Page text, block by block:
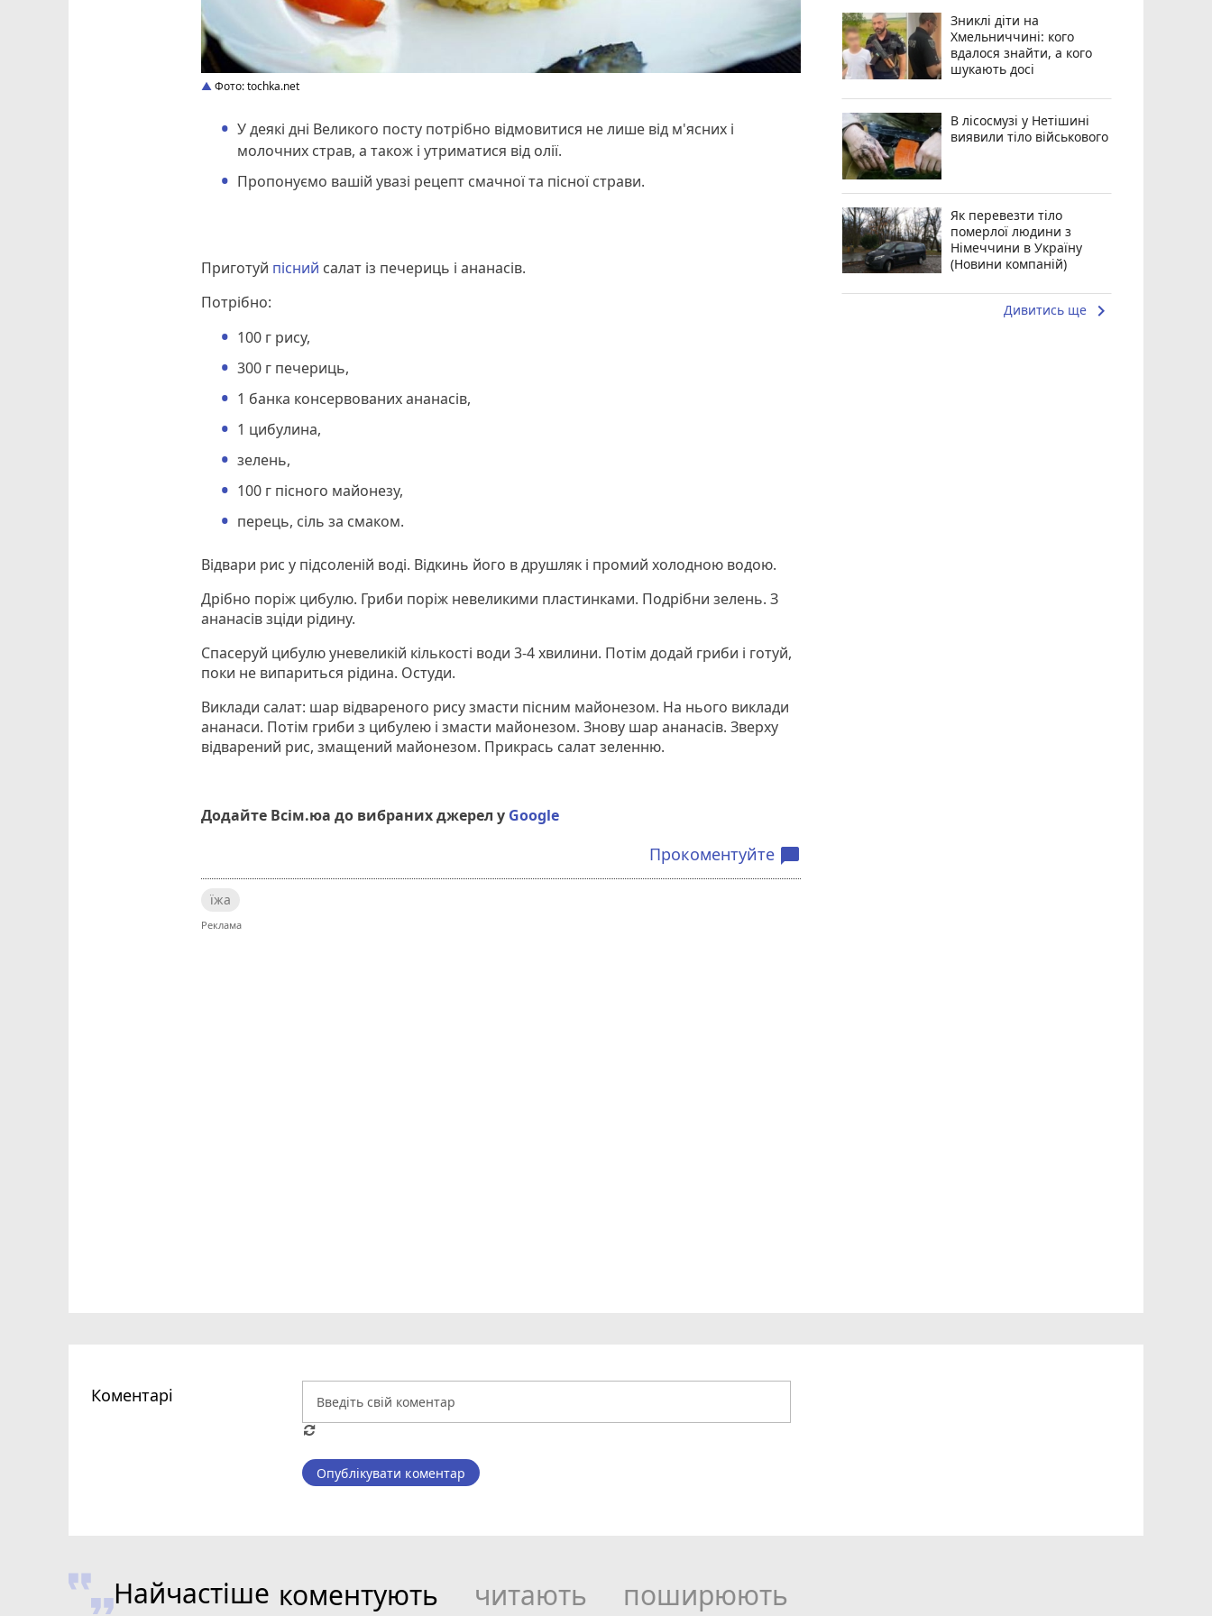
Фото: tochka.net
У деякі дні Великого посту потрібно відмовитися не лише від м'ясних і
молочних страв, а також і утриматися від олії.
Пропонуємо вашій увазі рецепт смачної та пісної страви.
Приготуй пісний салат із печериць і ананасів.
Потрібно:
100 г рису,
300 г печериць,
1 банка консервованих ананасів,
1 цибулина,
зелень,
100 г пісного майонезу,
перець, сіль за смаком.
Відвари рис у підсоленій воді. Відкинь його в друшляк і промий холодною водою.
Дрібно поріж цибулю. Гриби поріж невеликими пластинками. Подрібни зелень. З
ананасів зціди рідину.
Спасеруй цибулю уневеликій кількості води 3-4 хвилини. Потім додай гриби і готуй,
поки не випариться рідина. Остуди.
Виклади салат: шар відвареного рису змасти пісним майонезом. На нього виклади
ананаси. Потім гриби з цибулею і змасти майонезом. Знову шар ананасів. Зверху
відварений рис, змащений майонезом. Прикрась салат зеленню.
Додайте Всім.юа до вибраних джерел у Google
Прокоментуйте chat_bubble
їжа
Зниклі діти на
Хмельниччині: кого
вдалося знайти, а кого
шукають досі
В лісосмузі у Нетішині
виявили тіло військового
Як перевезти тіло
померлої людини з
Німеччини в Україну
(Новини компаній)
Дивитись ще keyboard_arrow_right
Коментарі
Опублікувати коментар
Найчастіше коментують читають поширюють